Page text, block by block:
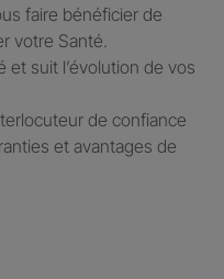
faire bénéficier de
votre Santé.
et suit l’évolution de vos
de confiance
et avantages de